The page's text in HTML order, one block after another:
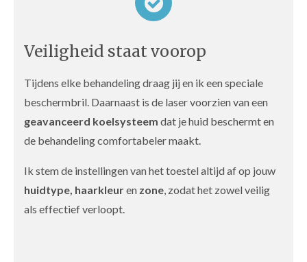
Veiligheid staat voorop
Tijdens elke behandeling draag jij en ik een speciale
beschermbril. Daarnaast is de laser voorzien van een
geavanceerd koelsysteem dat je huid beschermt en
de behandeling comfortabeler maakt.
Ik stem de instellingen van het toestel altijd af op jouw
huidtype, haarkleuren zone, zodat het zowel veilig
als effectief verloopt.